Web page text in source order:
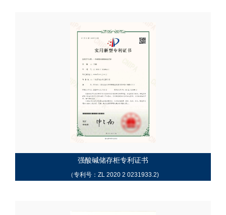
强酸碱储存柜专利证书
（专利号：ZL 2020 2 0231933.2)